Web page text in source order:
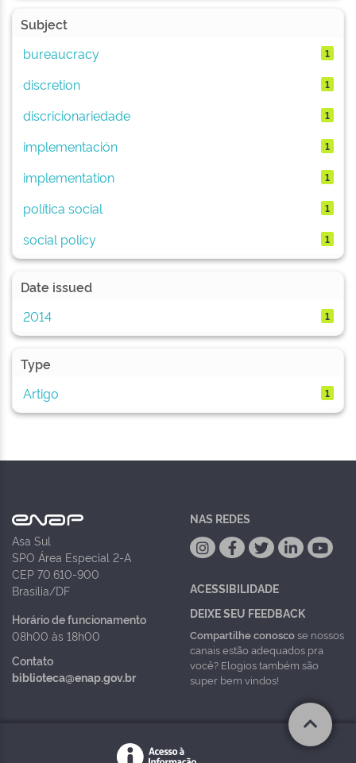
Subject
bureaucracy
1
discretion 1
discricionariedade 1
implementación 1
implementation 1
política social 1
social policy 1
Date issued
2014
1
Type
Artigo
1
Asa Sul
SPO Área Especial 2-A
CEP 70.610-900
Brasília/DF
Horário de funcionamento
08h00 às 18h00
Contato
biblioteca@enap.gov.br
NAS REDES
ACESSIBILIDADE
DEIXE SEU FEEDBACK
Compartilhe conoscose nossos
canais estão adequados pra
você? Elogios também são
super bem vindos!